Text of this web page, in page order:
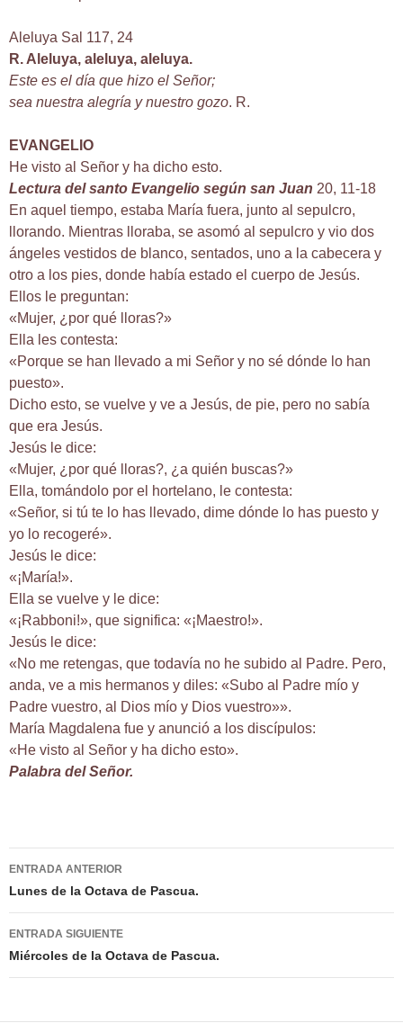
Aleluya Sal 117, 24
R. Aleluya, aleluya, aleluya.
Este es el día que hizo el Señor;
sea nuestra alegría y nuestro gozo. R.
EVANGELIO
He visto al Señor y ha dicho esto.
Lectura del santo Evangelio según san Juan 20, 11-18
En aquel tiempo, estaba María fuera, junto al sepulcro,
llorando. Mientras lloraba, se asomó al sepulcro y vio dos
ángeles vestidos de blanco, sentados, uno a la cabecera y
otro a los pies, donde había estado el cuerpo de Jesús.
Ellos le preguntan:
«Mujer, ¿por qué lloras?»
Ella les contesta:
«Porque se han llevado a mi Señor y no sé dónde lo han
puesto».
Dicho esto, se vuelve y ve a Jesús, de pie, pero no sabía
que era Jesús.
Jesús le dice:
«Mujer, ¿por qué lloras?, ¿a quién buscas?»
Ella, tomándolo por el hortelano, le contesta:
«Señor, si tú te lo has llevado, dime dónde lo has puesto y
yo lo recogeré».
Jesús le dice:
«¡María!».
Ella se vuelve y le dice:
«¡Rabboni!», que significa: «¡Maestro!».
Jesús le dice:
«No me retengas, que todavía no he subido al Padre. Pero,
anda, ve a mis hermanos y diles: «Subo al Padre mío y
Padre vuestro, al Dios mío y Dios vuestro»».
María Magdalena fue y anunció a los discípulos:
«He visto al Señor y ha dicho esto».
Palabra del Señor.
Navegación
de
entradas
ENTRADA ANTERIOR
Lunes de la Octava de Pascua.
ENTRADA SIGUIENTE
Miércoles de la Octava de Pascua.